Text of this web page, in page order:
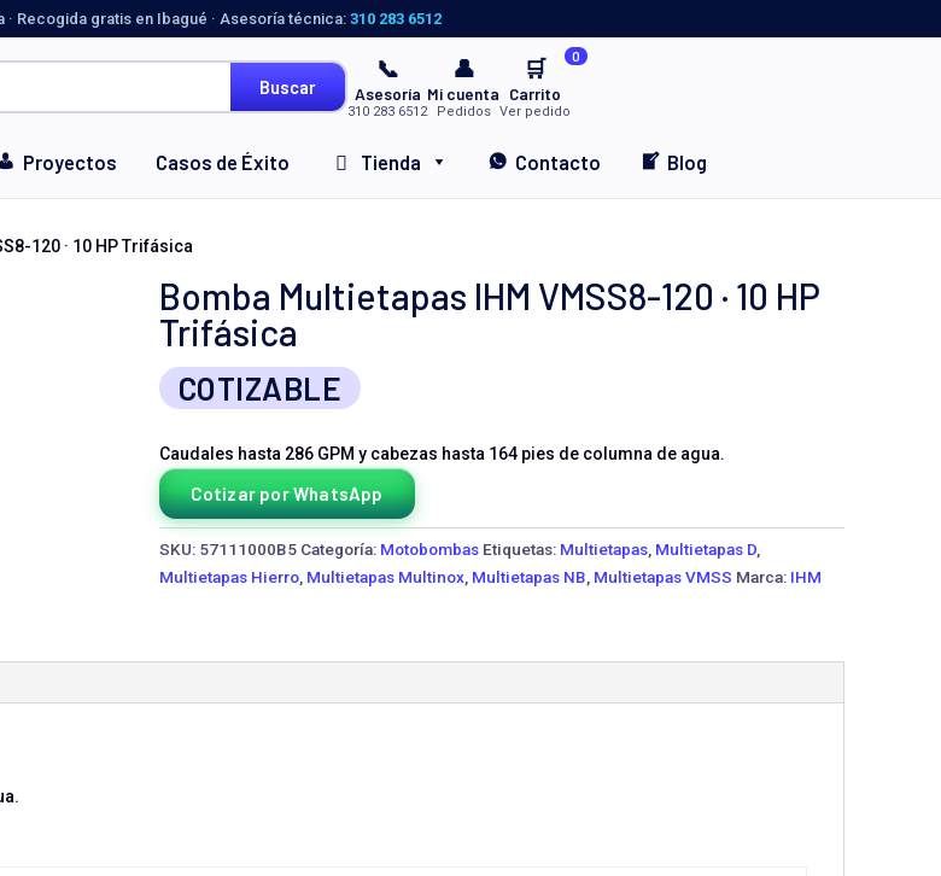
· Recogida gratis en Ibagué · Asesoría técnica: 310 283 6512
Buscar
📞
Asesoría
310 283 6512
👤
Mi cuenta
Pedidos
🛒 0
Carrito
Ver pedido
Proyectos Casos de Éxito Tienda Contacto Blog
120 · 10 HP Trifásica
Bomba Multietapas IHM VMSS8-120 · 10 HP
Trifásica
COTIZABLE
Caudales hasta 286 GPM y cabezas hasta 164 pies de columna de agua.
Cotizar por WhatsApp
SKU: 57111000B5 Categoría: Motobombas Etiquetas: Multietapas, Multietapas D,
Multietapas Hierro, Multietapas Multinox, Multietapas NB Multietapas VMSS Marca: IHM